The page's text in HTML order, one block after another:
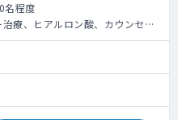
名程度
治療、ヒアルロン酸、カウンセリ
です。
可能（研修あり）
制